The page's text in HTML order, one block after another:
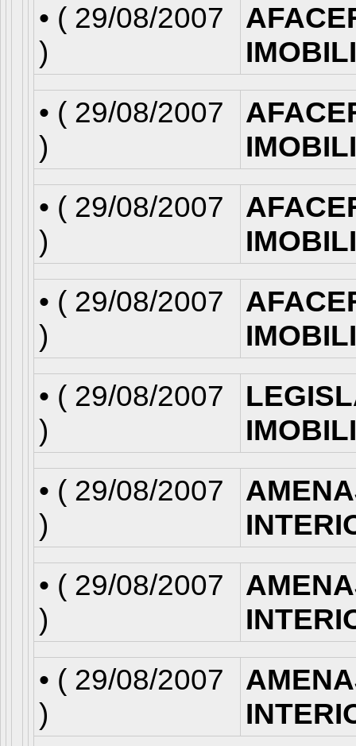
• ( 29/08/2007
)
• ( 29/08/2007
)
• ( 29/08/2007
)
• ( 29/08/2007
)
• ( 29/08/2007
)
• ( 29/08/2007
)
• ( 29/08/2007
)
• ( 29/08/2007
)